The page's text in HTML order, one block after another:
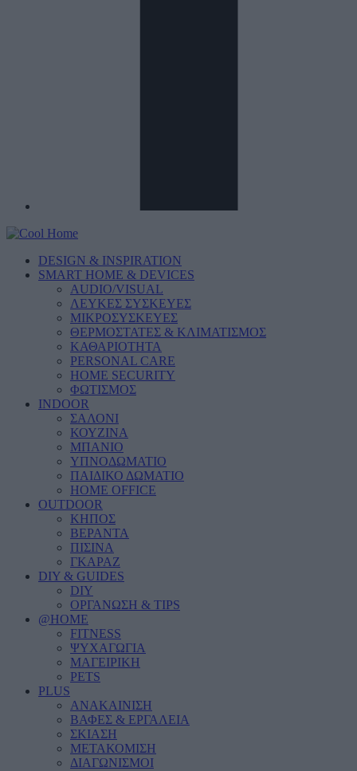
DESIGN & INSPIRATION
SMART HOME & DEVICES
AUDIO/VISUAL
ΛΕΥΚΕΣ ΣΥΣΚΕΥΕΣ
ΜΙΚΡΟΣΥΣΚΕΥΕΣ
ΘΕΡΜΟΣΤΑΤΕΣ & ΚΛΙΜΑΤΙΣΜΟΣ
ΚΑΘΑΡΙΟΤΗΤΑ
PERSONAL CARE
HOME SECURITY
ΦΩΤΙΣΜΟΣ
INDOOR
ΣΑΛΟΝΙ
ΚΟΥΖΙΝΑ
ΜΠΑΝΙΟ
ΥΠΝΟΔΩΜΑΤΙΟ
ΠΑΙΔΙΚΟ ΔΩΜΑΤΙΟ
HOME OFFICE
OUTDOOR
ΚΗΠΟΣ
ΒΕΡΑΝΤΑ
ΠΙΣΙΝΑ
ΓΚΑΡΑΖ
DIY & GUIDES
DIY
ΟΡΓΑΝΩΣΗ & TIPS
@HOME
FITNESS
ΨΥΧΑΓΩΓΙΑ
ΜΑΓΕΙΡΙΚΗ
PETS
PLUS
ΑΝΑΚΑΙΝΙΣΗ
ΒΑΦΕΣ & ΕΡΓΑΛΕΙΑ
ΣΚΙΑΣΗ
ΜΕΤΑΚΟΜΙΣΗ
ΔΙΑΓΩΝΙΣΜΟΙ